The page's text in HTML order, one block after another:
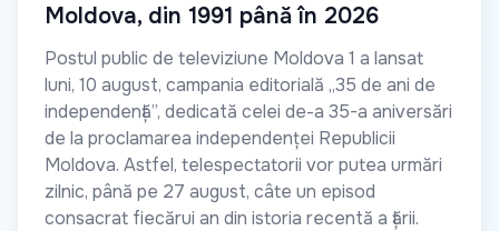
Moldova, din 1991 până în 2026
Postul public de televiziune Moldova 1 a lansat
luni, 10 august, campania editorială „35 de ani de
independență”, dedicată celei de-a 35-a aniversări
de la proclamarea independenței Republicii
Moldova. Astfel, telespectatorii vor putea urmări
zilnic, până pe 27 august, câte un episod
consacrat fiecărui an din istoria recentă a țării.